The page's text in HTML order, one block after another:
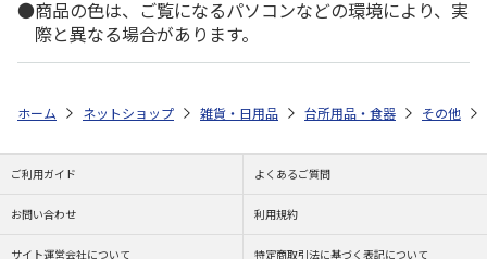
商品の色は、ご覧になるパソコンなどの環境により、実
際と異なる場合があります。
ホーム ネットショップ 雑貨・日用品 台所用品・食器 その他
ご利用ガイド よくあるご質問
お問い合わせ 利用規約
サイト運営会社について 特定商取引法に基づく表記について